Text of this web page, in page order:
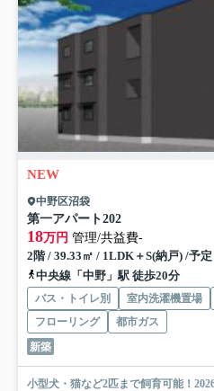
NEW
中野区沼袋
第一アパート202
18万円 管理/共益費-
2階 / 39.33㎡ / 1LDK＋S(納戸) /予定
中央線「中野」駅 徒歩20分
バス・トイレ別 室内洗濯機置場
フローリング
都市ガス
新築
小型犬・猫など2匹まで飼育可能！